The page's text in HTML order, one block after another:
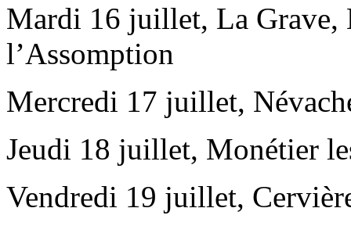
Mardi 16 juillet, La Grave,
l’Assomption
Mercredi 17 juillet,
Jeudi 18 juillet, Monétier
Vendredi 19 juillet,